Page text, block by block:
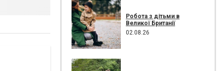
Робота з дітьми в
Великої Британії
02.08.26